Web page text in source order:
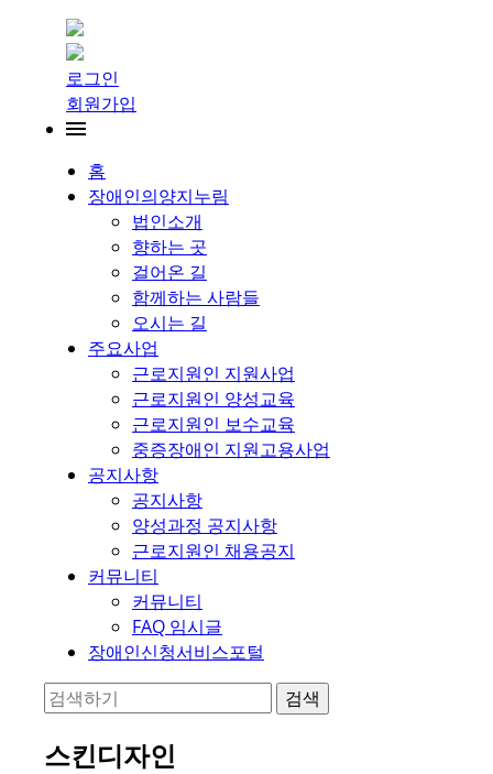
로그인
회원가입
홈
장애인의양지누림
법인소개
향하는 곳
걸어온 길
함께하는 사람들
오시는 길
주요사업
근로지원인 지원사업
근로지원인 양성교육
근로지원인 보수교육
중증장애인 지원고용사업
공지사항
공지사항
양성과정 공지사항
근로지원인 채용공지
커뮤니티
커뮤니티
FAQ 임시글
장애인신청서비스포털
스킨디자인